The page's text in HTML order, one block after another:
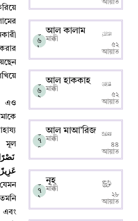
এও
এবং
আয়াত
০
৬
৮
আল কালাম
মাক্কী
৫২
আয়াত
০
৬
৯
আল হাককাহ
মাক্কী
৫২
আয়াত
০
৭
০
আল মাআ’রিজ
মাক্কী
৪৪
আয়াত
০
৭
১
নূহ
মাক্কী
২৮
আয়াত